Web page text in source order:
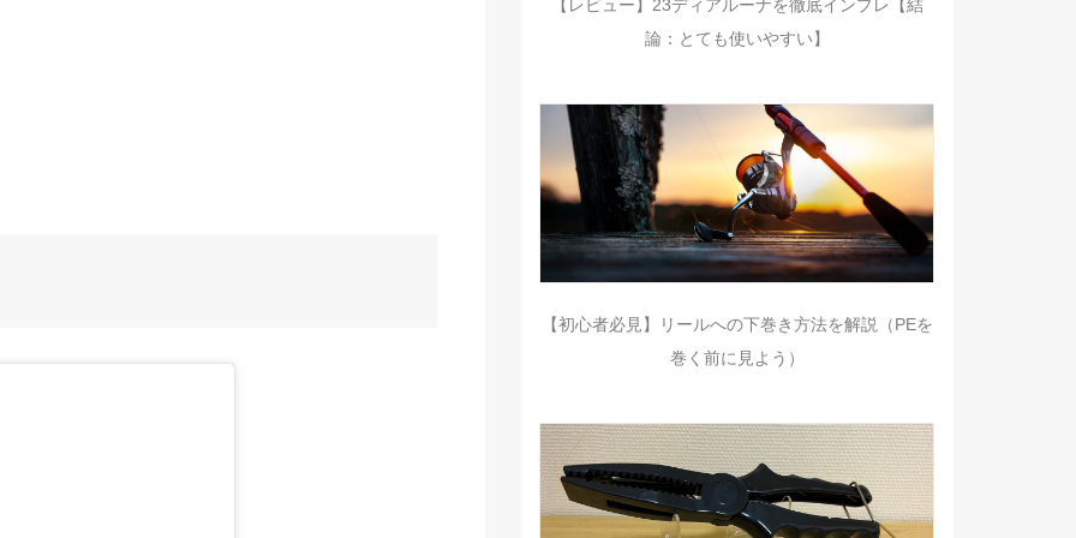
【レビュー】23ディアルーナを徹底インプレ【結
論：とても使いやすい】
【初心者必見】リールへの下巻き方法を解説（PEを
巻く前に見よう）